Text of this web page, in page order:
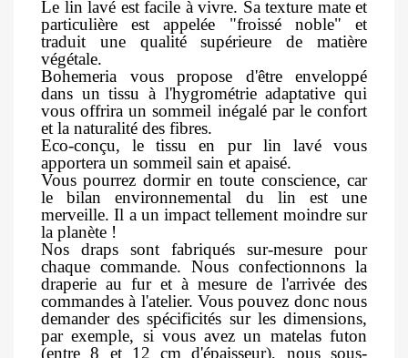
Le lin lavé est facile à vivre. Sa texture mate et
particulière est appelée "froissé noble" et
traduit une qualité supérieure de matière
végétale.
Bohemeria vous propose d'être enveloppé
dans un tissu à l'hygrométrie adaptative qui
vous offrira un sommeil inégalé par le confort
et la naturalité des fibres.
Eco-conçu, le tissu en pur lin lavé vous
apportera un sommeil sain et apaisé.
Vous pourrez dormir en toute conscience, car
le bilan environnemental du lin est une
merveille. Il a un impact tellement moindre sur
la planète !
Nos draps sont fabriqués sur-mesure pour
chaque commande. Nous confectionnons la
draperie au fur et à mesure de l'arrivée des
commandes à l'atelier. Vous pouvez donc nous
demander des spécificités sur les dimensions,
par exemple, si vous avez un matelas futon
(entre 8 et 12 cm d'épaisseur), nous sous-